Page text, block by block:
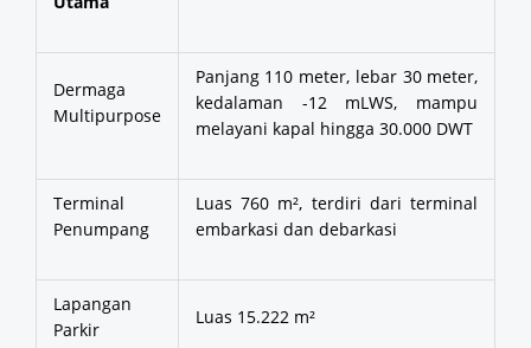
Dermaga
Multipurpose
Panjang 110 meter, lebar 30 meter,
kedalaman -12 mLWS, mampu
melayani kapal hingga 30.000 DWT
Terminal
Penumpang
Luas 760 m², terdiri dari terminal
embarkasi dan debarkasi
Lapangan
Parkir
Luas 15.222 m²